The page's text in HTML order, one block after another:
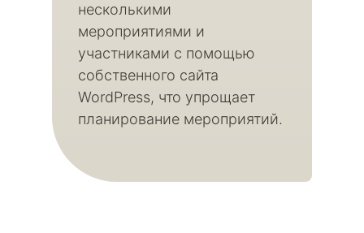
несколькими
мероприятиями и
участниками с помощью
собственного сайта
WordPress, что упрощает
планирование мероприятий.